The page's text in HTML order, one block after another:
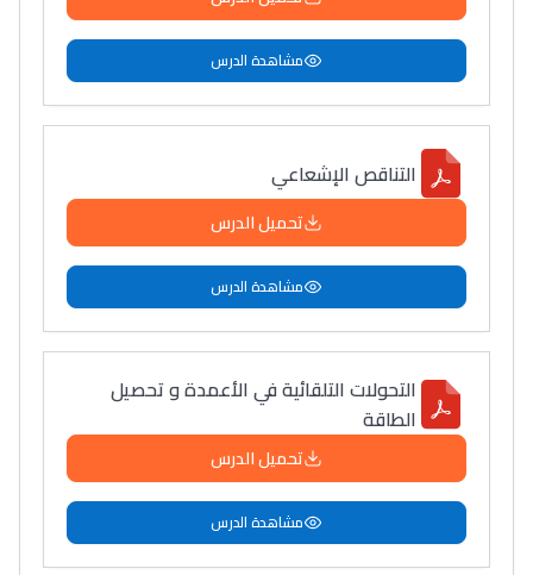
مشاهدة الدرس
التناقص الإشعاعي
تحميل الدرس
مشاهدة الدرس
التحولات التلقائية في الأعمدة و تحصيل
الطاقة
تحميل الدرس
مشاهدة الدرس